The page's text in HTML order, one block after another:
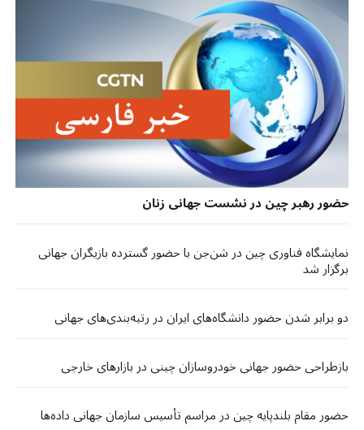
حضور رهبر چین در نشست جهانی زنان
نمایشگاه فناوری چین در شن‌جن با حضور گسترده بازیگران جهانی
برگزار شد
دو برابر شدن حضور دانشگاه‌های ایران در رتبه‌بندی‌های جهانی
بازطراحی حضور جهانی خودروسازان چینی در بازارهای خارجی
حضور مقام بلندپایه چین در مراسم تأسیس سازمان جهانی داده‌ها